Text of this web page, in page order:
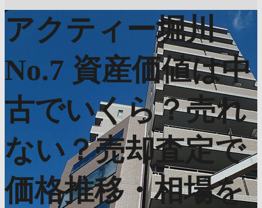
アクティー堀川
No.7 資産価値は中
古でいくら？売れ
ない？売却査定で
価格推移・相場を